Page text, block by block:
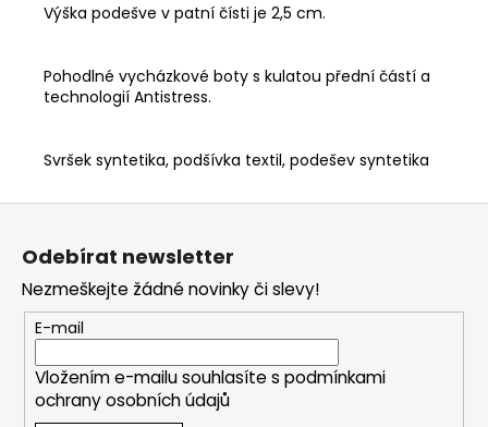
Výška podešve v patní čísti je 2,5 cm.
Pohodlné vycházkové boty s kulatou přední částí a
technologií Antistress.
Svršek syntetika, podšívka textil, podešev syntetika
Z
Odebírat newsletter
Nezmeškejte žádné novinky či slevy!
E-mail
Vložením e-mailu souhlasíte s podmínkami
ochrany osobních údajů